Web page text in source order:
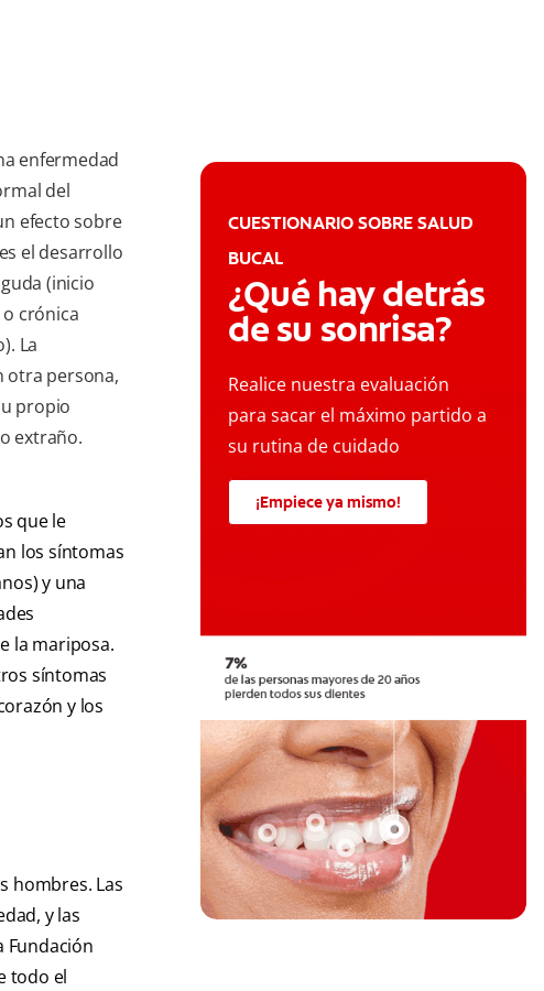
enfermedad
del
efecto sobre
el desarrollo
(inicio
crónica
La
otra persona,
propio
extraño.
que le
los síntomas
y una
la mariposa.
síntomas
y los
hombres. Las
y las
Fundación
todo el
CUESTIONARIO SOBRE SALUD
BUCAL
¿Qué hay detrás
de su sonrisa?
Realice nuestra evaluación
para sacar el máximo partido a
su rutina de cuidado
¡Empiece ya mismo!